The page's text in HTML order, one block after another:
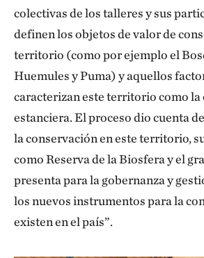
colectivas de los talleres y sus
definen los objetos de valor de
territorio (como por ejemplo el
Huemules y Puma) y aquellos
caracterizan este territorio como la
estanciera. El proceso dio cuenta
la conservación en este territorio,
como Reserva de la Biosfera y el
presenta para la gobernanza y
los nuevos instrumentos para la
existen en el país”.